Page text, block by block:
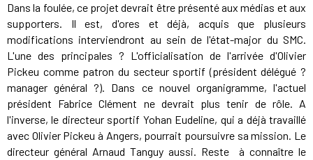
Dans la foulée, ce projet devrait être présenté aux médias et aux
supporters. Il est, d'ores et déjà, acquis que plusieurs
modifications interviendront au sein de l'état-major du SMC.
L'une des principales ? L'officialisation de l'arrivée d'Olivier
Pickeu comme patron du secteur sportif (président délégué ?
manager général ?). Dans ce nouvel organigramme, l'actuel
président Fabrice Clément ne devrait plus tenir de rôle. A
l'inverse, le directeur sportif Yohan Eudeline, qui a déjà travaillé
avec Olivier Pickeu à Angers, pourrait poursuivre sa mission. Le
directeur général Arnaud Tanguy aussi. Reste à connaître le